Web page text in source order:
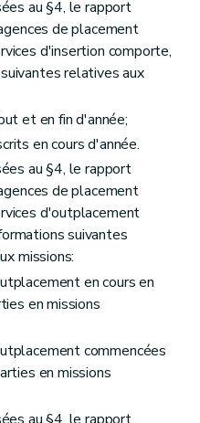
au §4, le rapport
de placement
d'insertion comporte,
relatives aux
et en fin d'année;
en cours d'année.
au §4, le rapport
de placement
d'outplacement
suivantes
missions:
en cours en
en missions
commencées
en missions